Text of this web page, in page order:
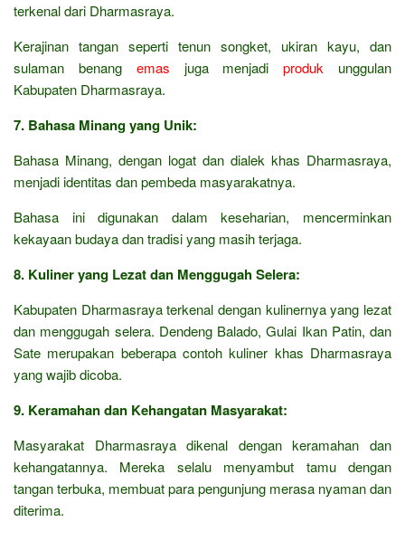
terkenal dari Dharmasraya.
Kerajinan tangan seperti tenun songket, ukiran kayu, dan
sulaman benang emas juga menjadiproduk unggulan
Kabupaten Dharmasraya.
7. Bahasa Minang yang Unik:
Bahasa Minang, dengan logat dan dialek khas Dharmasraya,
menjadi identitas dan pembeda masyarakatnya.
Bahasa ini digunakan dalam keseharian, mencerminkan
kekayaan budaya dan tradisi yang masih terjaga.
8. Kuliner yang Lezat dan Menggugah Selera:
Kabupaten Dharmasraya terkenal dengan kulinernya yang lezat
dan menggugah selera. Dendeng Balado, Gulai Ikan Patin, dan
Sate merupakan beberapa contoh kuliner khas Dharmasraya
yang wajib dicoba.
9. Keramahan dan Kehangatan Masyarakat:
Masyarakat Dharmasraya dikenal dengan keramahan dan
kehangatannya. Mereka selalu menyambut tamu dengan
tangan terbuka, membuat para pengunjung merasa nyaman dan
diterima.